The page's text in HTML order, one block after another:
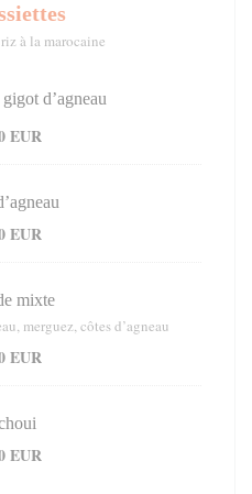
à la marocaine
d’agneau
EUR
EUR
mixte
merguez, côtes d’agneau
EUR
EUR